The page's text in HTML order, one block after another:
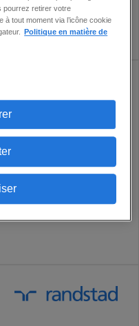
-
bonheur de nos clients,
réponse à cette question
pourrez retirer votre
tout moment via l’icône cookie
Politique en matière de